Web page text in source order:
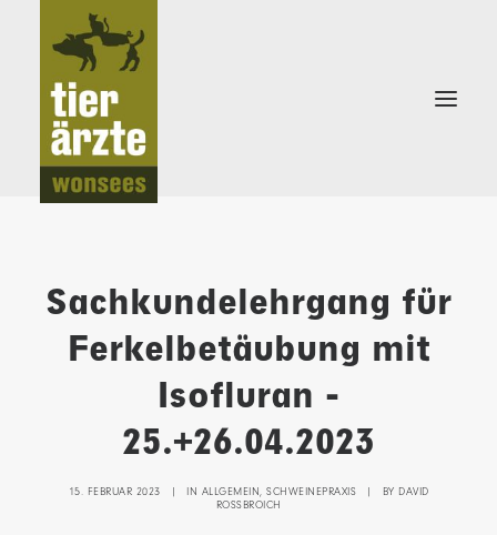
Sachkundelehrgang für
Ferkelbetäubung mit
Isofluran -
25.+26.04.2023
15. FEBRUAR 2023 | IN ALLGEMEIN, SCHWEINEPRAXIS | BY DAVID
ROSSBROICH